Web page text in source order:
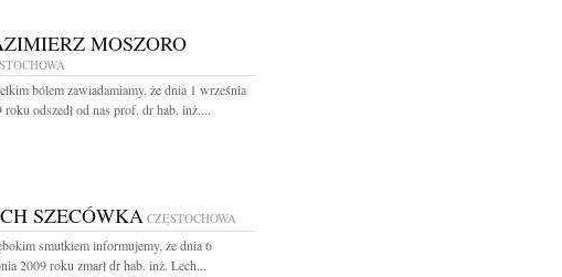
MOSZORO
bólem zawiadamiamy, że dnia 1 września
roku odszedł od nas prof. dr hab. inż....
SZECÓWKA CZĘSTOCHOWA
smutkiem informujemy, że dnia 6
2009 roku zmarł dr hab. inż. Lech...